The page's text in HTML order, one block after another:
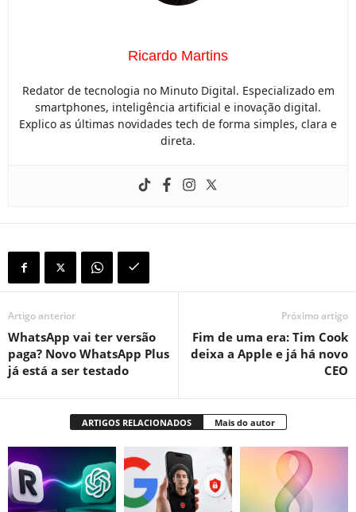
Ricardo Martins
Redator de tecnologia no Minuto Digital. Especializado em
smartphones, inteligência artificial e inovação digital.
Explico as últimas novidades tech de forma simples, clara e
direta.
Artigo anterior
WhatsApp vai ter versão
paga? Novo WhatsApp Plus
já está a ser testado
Próximo artigo
Fim de uma era: Tim Cook
deixa a Apple e já há novo
CEO
ARTIGOS RELACIONADOS Mais do autor